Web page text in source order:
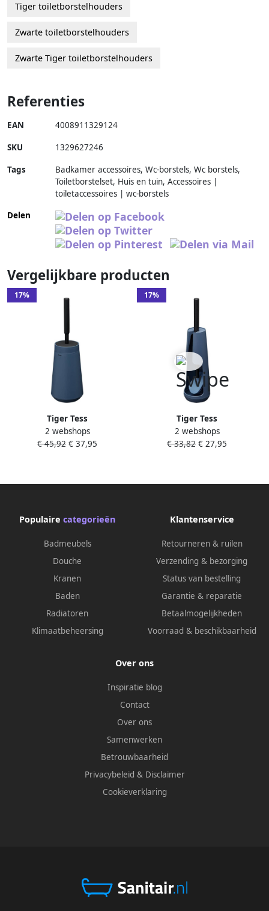
Tiger toiletborstelhouders
Zwarte toiletborstelhouders
Zwarte Tiger toiletborstelhouders
Referenties
EAN 4008911329124
SKU 1329627246
Tags
Badkamer accessoires, Wc-borstels, Wc borstels,
Toiletborstelset, Huis en tuin, Accessoires |
toiletaccessoires | wc-borstels
Delen
Vergelijkbare producten
17%
Tiger Tess
Toiletborstelhouder met
Swoop borstel flexibel Blauw
2 webshops
€ 45,92 € 37,95
17%
Tiger Tess
Toiletborstelhouder
vrijstaand met Swoop borstel
2 webshops
€ 33,82 € 27,95
Populaire categorieën
Badmeubels
Douche
Kranen
Baden
Radiatoren
Klimaatbeheersing
Klantenservice
Retourneren & ruilen
Verzending & bezorging
Status van bestelling
Garantie & reparatie
Betaalmogelijkheden
Voorraad & beschikbaarheid
Over ons
Inspiratie blog
Contact
Over ons
Samenwerken
Betrouwbaarheid
Privacybeleid & Disclaimer
Cookieverklaring